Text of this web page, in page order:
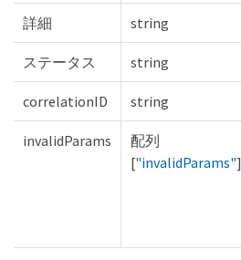
詳細 string
ステータス string
correlationID string
invalidParams
配列
["invalidParams"]